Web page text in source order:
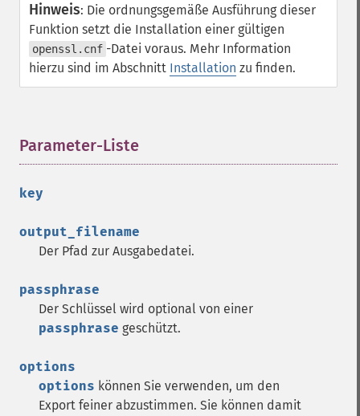
Hinweis: Die ordnungsgemäße Ausführung dieser
Funktion setzt die Installation einer gültigen
openssl.cnf -Datei voraus. Mehr Information
hierzu sind im Abschnitt Installation zu finden.
Parameter-Liste
key
output_filename
Der Pfad zur Ausgabedatei.
passphrase
Der Schlüssel wird optional von einer
passphrase geschützt.
options
options können Sie verwenden, um den
Export feiner abzustimmen. Sie können damit